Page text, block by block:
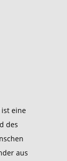
ist eine
des
aus